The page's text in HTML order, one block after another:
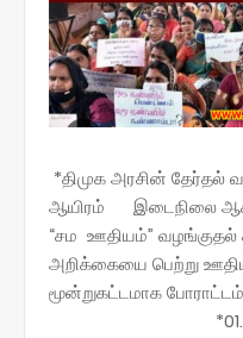
*திமுக அரசின் தேர்தல்
ஆயிரம் இடைநிலை
“சம ஊதியம்” வழங்குதல்
அறிக்கையை பெற்று
மூன்றுகட்டமாக